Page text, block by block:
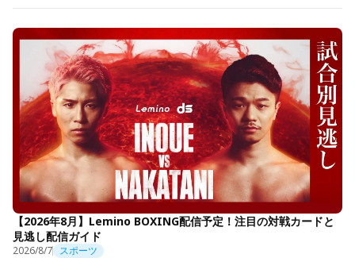
【2026年8月】Lemino BOXING配信予定！注目の対戦カードと
見逃し配信ガイド
2026/8/7 スポーツ